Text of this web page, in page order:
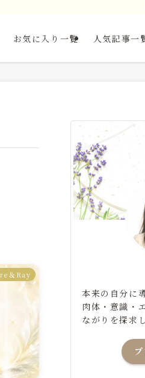
お気に入り一覧 人気記事一
＆Ray
本来の自分に
肉体・意識・
ながりを探求